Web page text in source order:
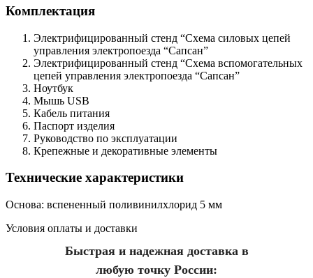
Комплектация
Электрифицированный стенд “Схема силовых цепей
управления электропоезда “Сапсан”
Электрифицированный стенд “Схема вспомогательных
цепей управления электропоезда “Сапсан”
Ноутбук
Мышь USB
Кабель питания
Паспорт изделия
Руководство по эксплуатации
Крепежные и декоративные элементы
Технические характеристики
Основа: вспененный поливинилхлорид 5 мм
Условия оплаты и доставки
Быстрая и надежная доставка в
любую точку России: